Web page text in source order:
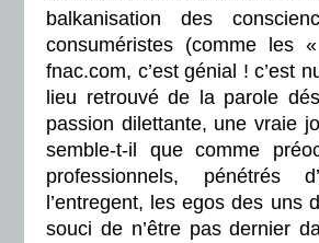
balkanisation des
consuméristes (comme les
fnac.com, c’est génial ! c’est
lieu retrouvé de la parole
passion dilettante, une vraie
semble-t-il que comme
professionnels, pénétrés
l’entregent, les egos des
souci de n’être pas dernier